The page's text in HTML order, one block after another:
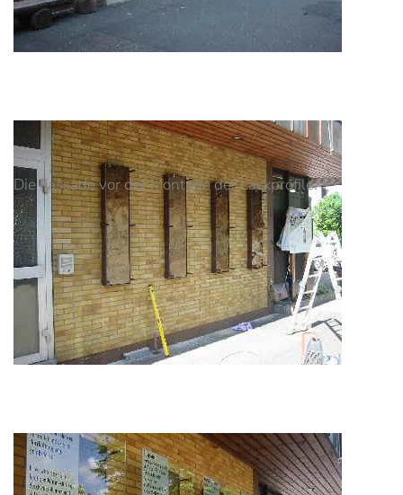
Die Fassade vor der Montage der Lackprofile.